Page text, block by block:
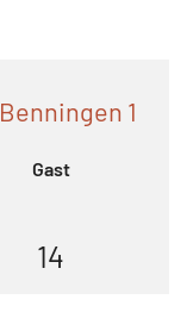
1
Gast
14